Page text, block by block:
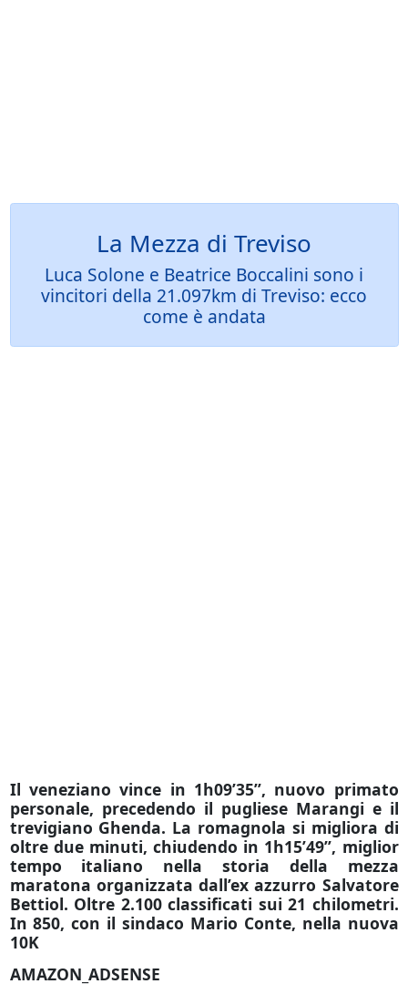
La Mezza di Treviso
Luca Solone e Beatrice Boccalini sono i
vincitori della 21.097km di Treviso: ecco
come è andata
Il veneziano vince in 1h09’35”, nuovo primato
personale, precedendo il pugliese Marangi e il
trevigiano Ghenda. La romagnola si migliora di
oltre due minuti, chiudendo in 1h15’49”, miglior
tempo italiano nella storia della mezza
maratona organizzata dall’ex azzurro Salvatore
Bettiol. Oltre 2.100 classificati sui 21 chilometri.
In 850, con il sindaco Mario Conte, nella nuova
10K
AMAZON_ADSENSE